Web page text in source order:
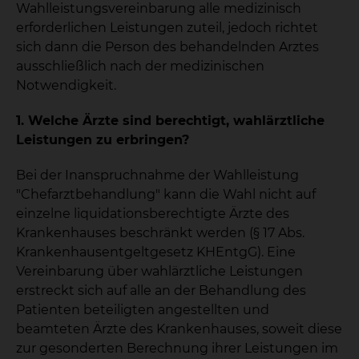
Wahlleistungsvereinbarung alle medizinisch
erforderlichen Leistungen zuteil, jedoch richtet
sich dann die Person des behandelnden Arztes
ausschließlich nach der medizinischen
Notwendigkeit.
1. Welche Ärzte sind berechtigt, wahlärztliche
Leistungen zu erbringen?
Bei der Inanspruchnahme der Wahlleistung
"Chefarztbehandlung" kann die Wahl nicht auf
einzelne liquidationsberechtigte Ärzte des
Krankenhauses beschränkt werden (§ 17 Abs.
Krankenhausentgeltgesetz KHEntgG). Eine
Vereinbarung über wahlärztliche Leistungen
erstreckt sich auf alle an der Behandlung des
Patienten beteiligten angestellten und
beamteten Ärzte des Krankenhauses, soweit diese
zur gesonderten Berechnung ihrer Leistungen im